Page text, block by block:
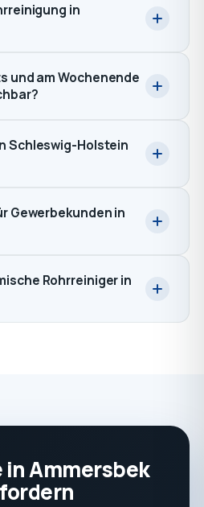
in
und am Wochenende
Schleswig-Holstein
Gewerbekunden in
Rohrreiniger in
Ammersbek